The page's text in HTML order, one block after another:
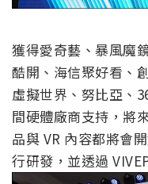
獲得愛奇藝、暴風魔
酷開、海信聚好看、
虛擬世界、努比亞、
間硬體廠商支持，將
品與 VR 內容都將會
行研發，並透過